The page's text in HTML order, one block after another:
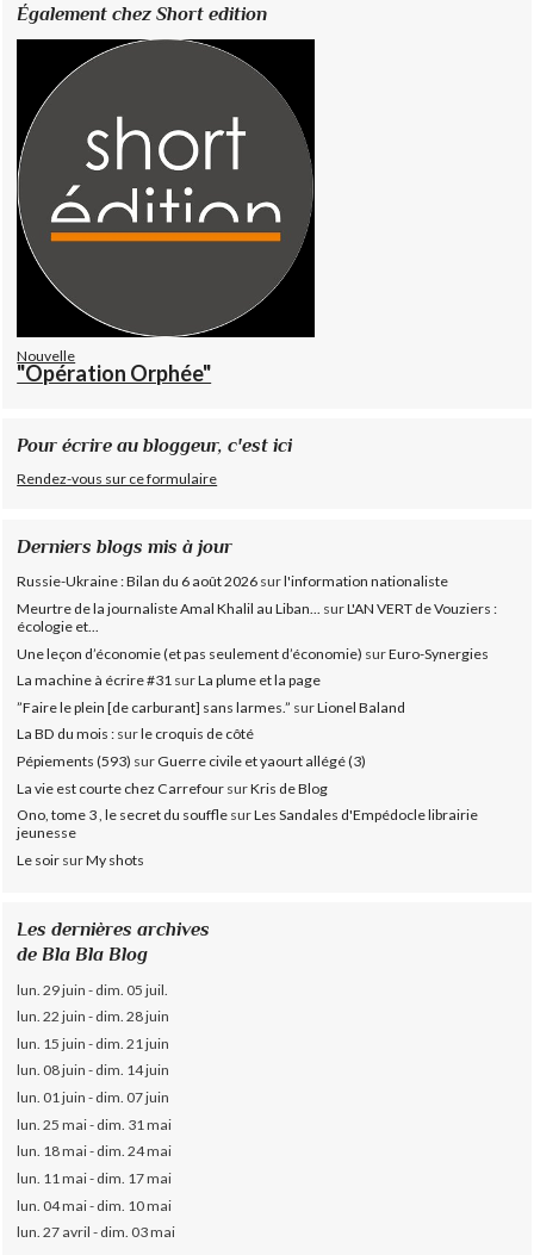
Également chez Short edition
Nouvelle
"Opération Orphée"
Pour écrire au bloggeur, c'est ici
Rendez-vous sur ce formulaire
Derniers blogs mis à jour
Russie-Ukraine : Bilan du 6 août 2026 surl'information nationaliste
Meurtre de la journaliste Amal Khalil au Liban...
surL'AN VERT de Vouziers :
écologie et...
Une leçon d’économie (et pas seulement d’économie) surEuro-Synergies
La machine à écrire #31 surLa plume et la page
”Faire le plein [de carburant] sans larmes.” surLionel Baland
La BD du mois : surle croquis de côté
Pépiements (593) surGuerre civile et yaourt allégé (3)
La vie est courte chez Carrefour surKris de Blog
Ono, tome 3 , le secret du souffle surLes Sandales d'Empédocle librairie
jeunesse
Le soir surMy shots
Les dernières archives
de Bla Bla Blog
lun. 29 juin - dim. 05 juil.
lun. 22 juin - dim. 28 juin
lun. 15 juin - dim. 21 juin
lun. 08 juin - dim. 14 juin
lun. 01 juin - dim. 07 juin
lun. 25 mai - dim. 31 mai
lun. 18 mai - dim. 24 mai
lun. 11 mai - dim. 17 mai
lun. 04 mai - dim. 10 mai
lun. 27 avril - dim. 03 mai